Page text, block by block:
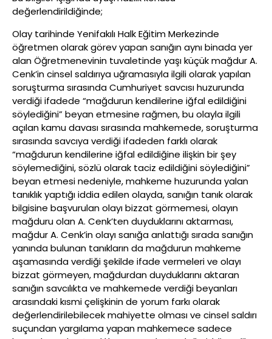
değerlendirildiğinde;
Olay tarihinde Yenifakılı Halk Eğitim Merkezinde
öğretmen olarak görev yapan sanığın aynı binada yer
alan Öğretmenevinin tuvaletinde yaşı küçük mağdur A.
Cenk’in cinsel saldırıya uğramasıyla ilgili olarak yapılan
soruşturma sırasında Cumhuriyet savcısı huzurunda
verdiği ifadede “mağdurun kendilerine iğfal edildiğini
söylediğini” beyan etmesine rağmen, bu olayla ilgili
açılan kamu davası sırasında mahkemede, soruşturma
sırasında savcıya verdiği ifadeden farklı olarak
“mağdurun kendilerine iğfal edildiğine ilişkin bir şey
söylemediğini, sözlü olarak taciz edildiğini söylediğini”
beyan etmesi nedeniyle, mahkeme huzurunda yalan
tanıklık yaptığı iddia edilen olayda, sanığın tanık olarak
bilgisine başvurulan olayı bizzat görmemesi, olayın
mağduru olan A. Cenk’ten duyduklarını aktarması,
mağdur A. Cenk’in olayı sanığa anlattığı sırada sanığın
yanında bulunan tanıkların da mağdurun mahkeme
aşamasında verdiği şekilde ifade vermeleri ve olayı
bizzat görmeyen, mağdurdan duyduklarını aktaran
sanığın savcılıkta ve mahkemede verdiği beyanları
arasındaki kısmi çelişkinin de yorum farkı olarak
değerlendirilebilecek mahiyette olması ve cinsel saldırı
suçundan yargılama yapan mahkemece sadece